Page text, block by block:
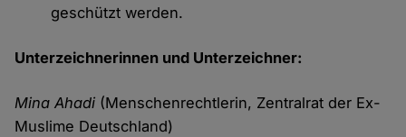
geschützt werden.
Unterzeichnerinnen und Unterzeichner:
Mina Ahadi (Menschenrechtlerin, Zentralrat der Ex-
Muslime Deutschland)